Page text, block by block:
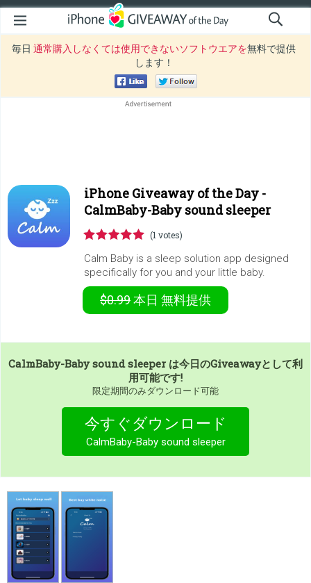
毎日 通常購入しなくては使用できないソフトウエアを無料で提供
します！
iPhone Giveaway of the Day -
CalmBaby-Baby sound sleeper
(1 votes)
Calm Baby is a sleep solution app designed
specifically for you and your little baby.
$0.99本日 無料提供
CalmBaby-Baby sound sleeper は今日のGiveawayとして利
用可能です!
限定期間のみダウンロード可能
今すぐダウンロード
CalmBaby-Baby sound sleeper